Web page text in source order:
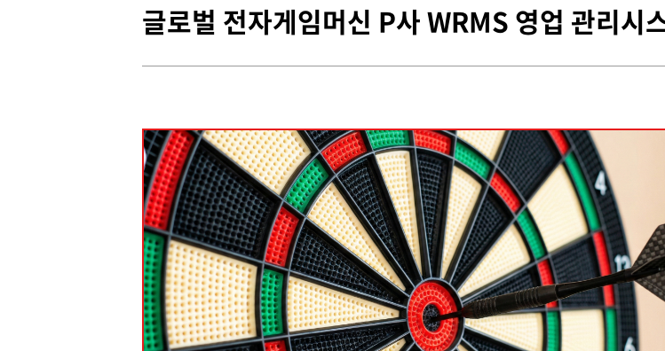
글로벌 전자게임머신 P사 WRMS 영업 관리시